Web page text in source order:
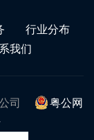
行业分布
我们
司
粤公网